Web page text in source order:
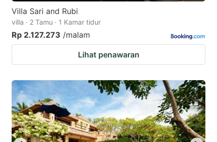
Villa Sari and Rubi
villa · 2 Tamu · 1 Kamar tidur
Rp 2.127.273 /malam
Lihat penawaran